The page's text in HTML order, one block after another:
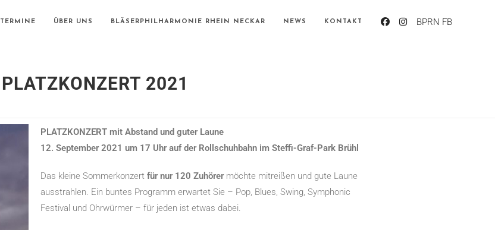
BPRN FB
TERMINE ÜBER UNS BLÄSERPHILHARMONIE RHEIN NECKAR NEWS KONTAKT
PLATZKONZERT 2021
PLATZKONZERT mit Abstand und guter Laune
12. September 2021 um 17 Uhr auf der Rollschuhbahn im Steffi-Graf-Park Brühl
Das kleine Sommerkonzert für nur 120 Zuhörer möchte mitreißen und gute Laune
ausstrahlen. Ein buntes Programm erwartet Sie – Pop, Blues, Swing, Symphonic
Festival und Ohrwürmer – für jeden ist etwas dabei.